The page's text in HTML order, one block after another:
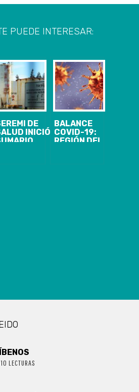
PUEDE INTERESAR:
DE
INICIÓ
BALANCE
COVID-19:
REGIÓN DEL
LECTURAS